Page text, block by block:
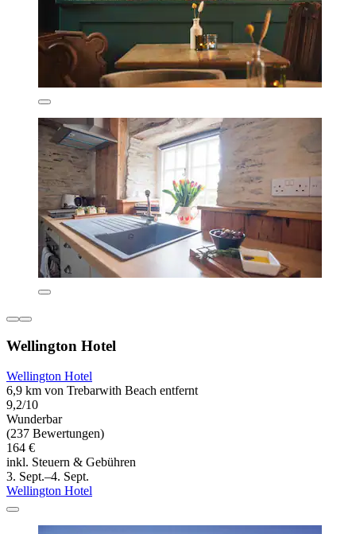
Wellington Hotel
Wellington Hotel
6,9 km von Trebarwith Beach entfernt
9,2/10
Wunderbar
(237 Bewertungen)
164 €
inkl. Steuern & Gebühren
3. Sept.–4. Sept.
Wellington Hotel